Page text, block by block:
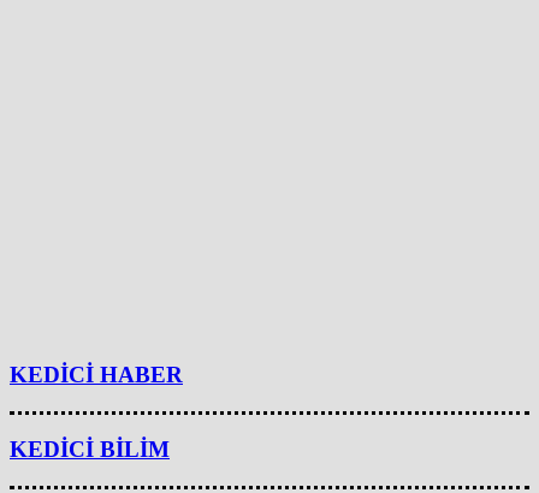
KEDİCİ HABER
KEDİCİ BİLİM